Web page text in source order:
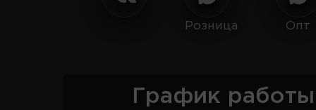
Розница Опт
График